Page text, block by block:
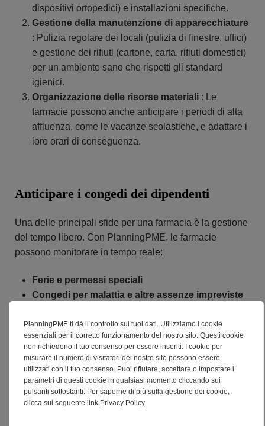
dispositivi ortopedici) e installazioni specifiche.
Gestione della manutenzione di apparecchiature
: Pulizia regolare dei locali (pulizia di finestre, uffici)
e gestione dei rifiuti (cartone, carta, rifiuti domestici)
per un ambiente sano che rispetti gli standard
igienici.
Organizzazione delle risorse materiali : Le
farmacie possono anche anticipare i periodi di alta
affluenza, come le vacanze scolastiche, e adattare i
loro orari di conseguenza.
Anticipare i congedi dei dipendenti
Una delle principali sfide per una farmacia è la gestione
del tempo libero. Con PlanningPME, le farmacie
possono monitorare in tempo reale:
Ferie e permessi speciali
Congedi per malattia e altre assenze impreviste
Formazione e tirocini per personale esterno
Ogni assenza è pianificata e comunicata, consentendo
di anticipare la necessità di sostituzioni in modo che la
farmacia possa operare senza interruzioni.
PlanningPME ti dà il controllo sui tuoi dati. Utilizziamo i cookie
essenziali per il corretto funzionamento del nostro sito. Questi cookie
non richiedono il tuo consenso per essere inseriti. I cookie per
misurare il numero di visitatori del nostro sito possono essere
utilizzati con il tuo consenso. Puoi rifiutare, accettare o impostare i
parametri di questi cookie in qualsiasi momento cliccando sui
pulsanti sottostanti. Per saperne di più sulla gestione dei cookie,
clicca sul seguente link Privacy Policy